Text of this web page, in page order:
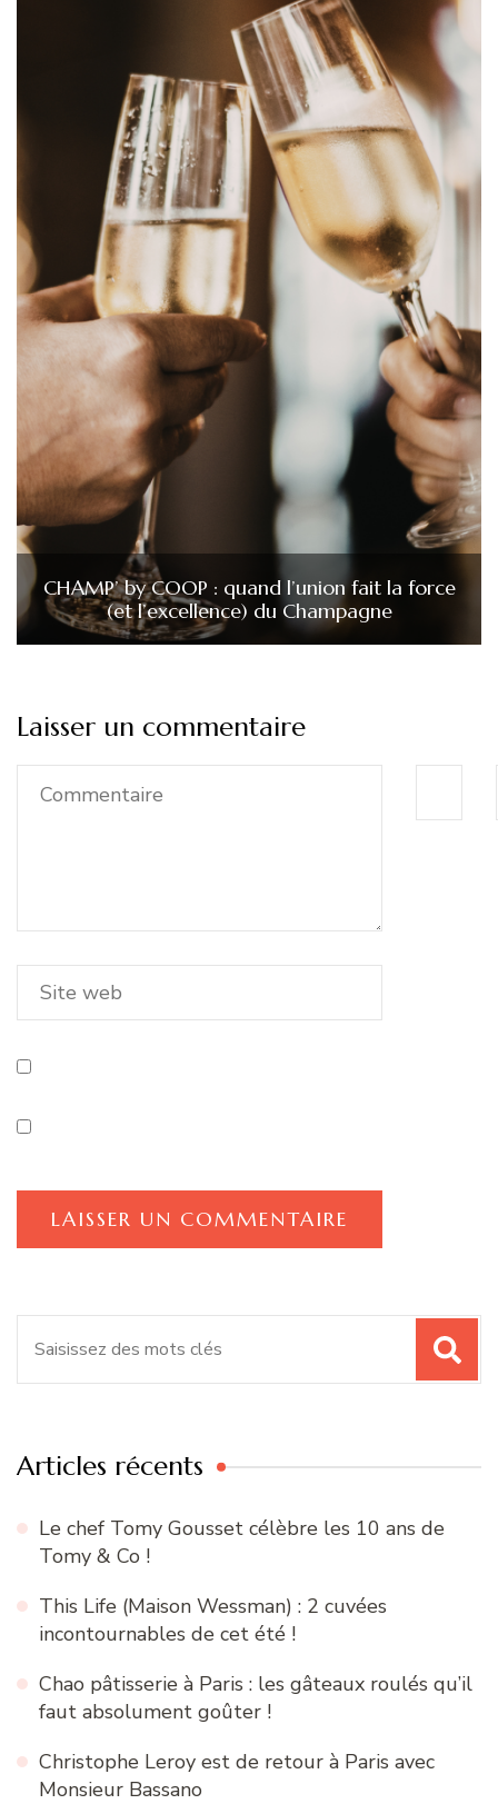
CHAMP’ by COOP : quand l’union fait la force
(et l’excellence) du Champagne
Laisser un commentaire
Articles récents
Le chef Tomy Gousset célèbre les 10 ans de
Tomy & Co !
This Life (Maison Wessman) : 2 cuvées
incontournables de cet été !
Chao pâtisserie à Paris : les gâteaux roulés qu’il
faut absolument goûter !
Christophe Leroy est de retour à Paris avec
Monsieur Bassano